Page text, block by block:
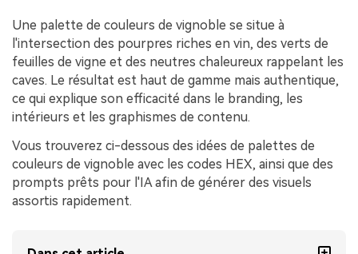
Une palette de couleurs de vignoble se situe à
l'intersection des pourpres riches en vin, des verts de
feuilles de vigne et des neutres chaleureux rappelant les
caves. Le résultat est haut de gamme mais authentique,
ce qui explique son efficacité dans le branding, les
intérieurs et les graphismes de contenu.
Vous trouverez ci-dessous des idées de palettes de
couleurs de vignoble avec les codes HEX, ainsi que des
prompts prêts pour l'IA afin de générer des visuels
assortis rapidement.